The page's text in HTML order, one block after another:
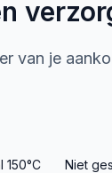
van je
150°C
Niet